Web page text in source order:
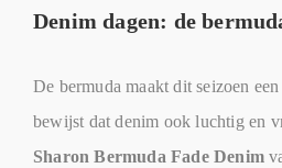
Denim dagen: de
De bermuda maakt dit seizoen
bewijst dat denim ook luchtig en
Sharon Bermuda Fade Denim